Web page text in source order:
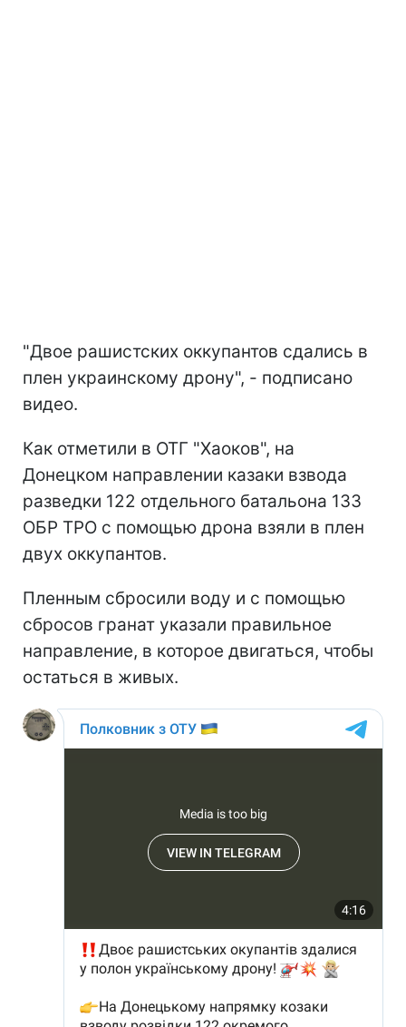
"Двое рашистских оккупантов сдались в
плен украинскому дрону", - подписано
видео.
Как отметили в ОТГ "Хаоков", на
Донецком направлении казаки взвода
разведки 122 отдельного батальона 133
ОБР ТРО с помощью дрона взяли в плен
двух оккупантов.
Пленным сбросили воду и с помощью
сбросов гранат указали правильное
направление, в которое двигаться, чтобы
остаться в живых.